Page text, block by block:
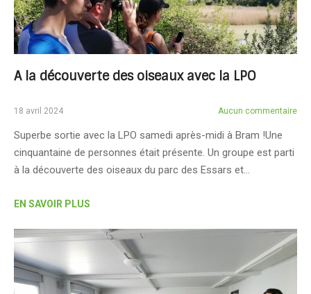
A la découverte des oiseaux avec la LPO
18 avril 2024 Aucun commentaire
Superbe sortie avec la LPO samedi après-midi à Bram !Une
cinquantaine de personnes était présente. Un groupe est parti
à la découverte des oiseaux du parc des Essars et…
EN SAVOIR PLUS